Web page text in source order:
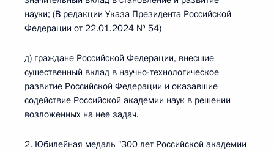
науки; (В редакции Указа Президента Российской
Федерации от 22.01.2024 № 54)
д) граждане Российской Федерации, внесшие
существенный вклад в научно-технологическое
развитие Российской Федерации и оказавшие
содействие Российской академии наук в решении
возложенных на нее задач.
2. Юбилейная медаль "300 лет Российской академии